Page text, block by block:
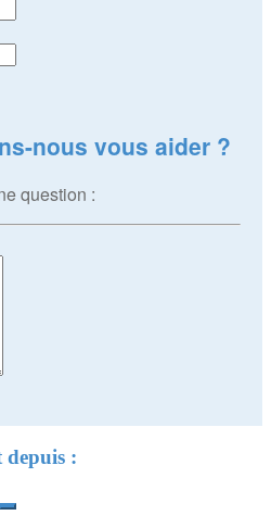
nous vous aider ?
question :
depuis :